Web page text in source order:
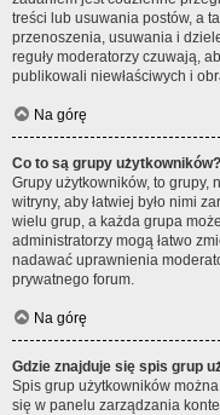
treści lub usuwania postów, a
przenoszenia, usuwania i
reguły moderatorzy czuwają,
publikowali niewłaściwych i
Na górę
Co to są grupy użytkowników?
Grupy użytkowników, to grupy,
witryny, aby łatwiej było nimi
wielu grup, a każda grupa
administratorzy mogą łatwo
nadawać uprawnienia
prywatnego forum.
Na górę
Gdzie znajduje się spis grup
Spis grup użytkowników
się w panelu zarządzania